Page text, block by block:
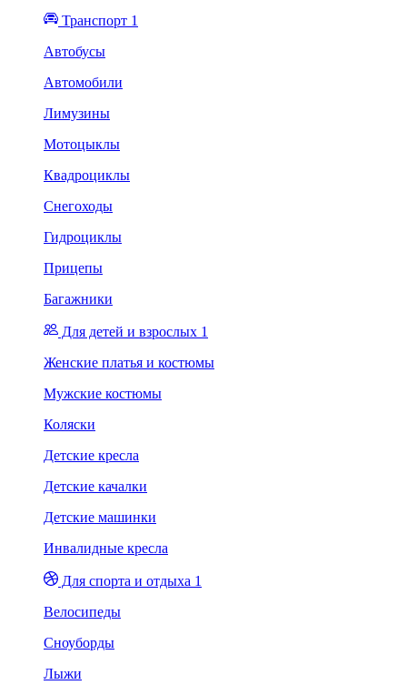
Транспорт 1
Автобусы
Автомобили
Лимузины
Мотоцыклы
Квадроциклы
Снегоходы
Гидроциклы
Прицепы
Багажники
Для детей и взрослых 1
Женские платья и костюмы
Мужские костюмы
Коляски
Детские кресла
Детские качалки
Детские машинки
Инвалидные кресла
Для спорта и отдыха 1
Велосипеды
Сноуборды
Лыжи